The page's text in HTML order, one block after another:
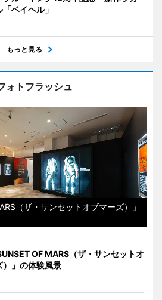
ベイヘル」
もっと見る
ォトフラッシュ
（ザ・サンセットオブマーズ）」
OF MARS（ザ・サンセットオ
）」の体験風景